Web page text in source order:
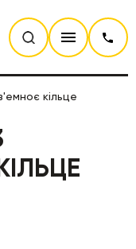
кільце